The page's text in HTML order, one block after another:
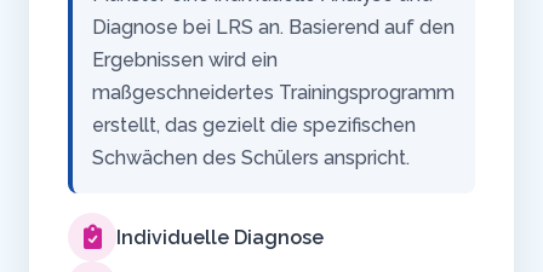
Diagnose bei LRS an. Basierend auf den
Ergebnissen wird ein
maßgeschneidertes Trainingsprogramm
erstellt, das gezielt die spezifischen
Schwächen des Schülers anspricht.
Individuelle Diagnose